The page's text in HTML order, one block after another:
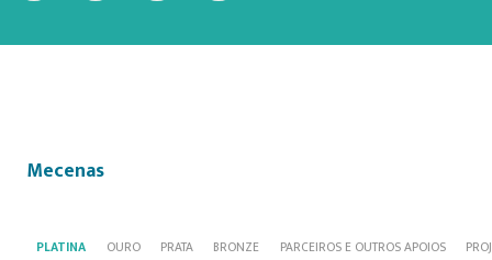
Mecenas
PLATINA OURO PRATA BRONZE PARCEIROS E OUTROS APOIOS